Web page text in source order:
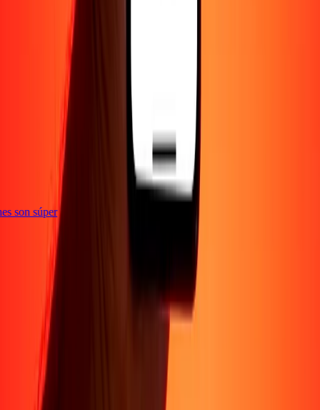
son súper
Acerca de
Conviértete en agenteConviértete en socio
Conviértete en socio estratégico
Carreras Promociones
Transferencia internacional de dinero
Soporte